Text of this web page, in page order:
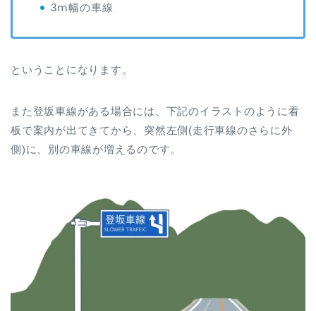
3ⅿ幅の車線
ということになります。
また登坂車線がある場合には、下記のイラストのように看
板で案内が出てきてから、突然左側(走行車線のさらに外
側)に、別の車線が増えるのです。